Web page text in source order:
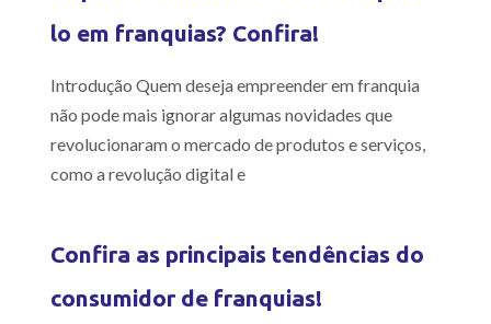
lo em franquias? Confira!
Introdução Quem deseja empreender em franquia
não pode mais ignorar algumas novidades que
revolucionaram o mercado de produtos e serviços,
como a revolução digital e
Confira as principais tendências do
consumidor de franquias!